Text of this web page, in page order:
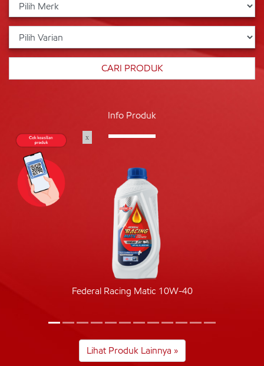
Info Produk
Federal Racing Matic 10W-40
Lihat Produk Lainnya »
x